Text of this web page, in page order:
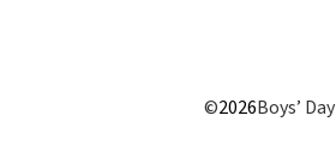
©2026Boys’ Day